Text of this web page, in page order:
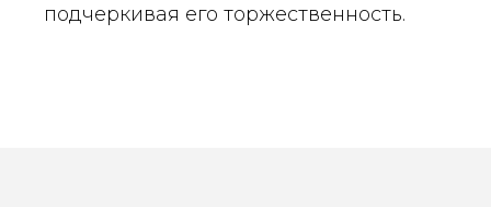
подчеркивая его торжественность.